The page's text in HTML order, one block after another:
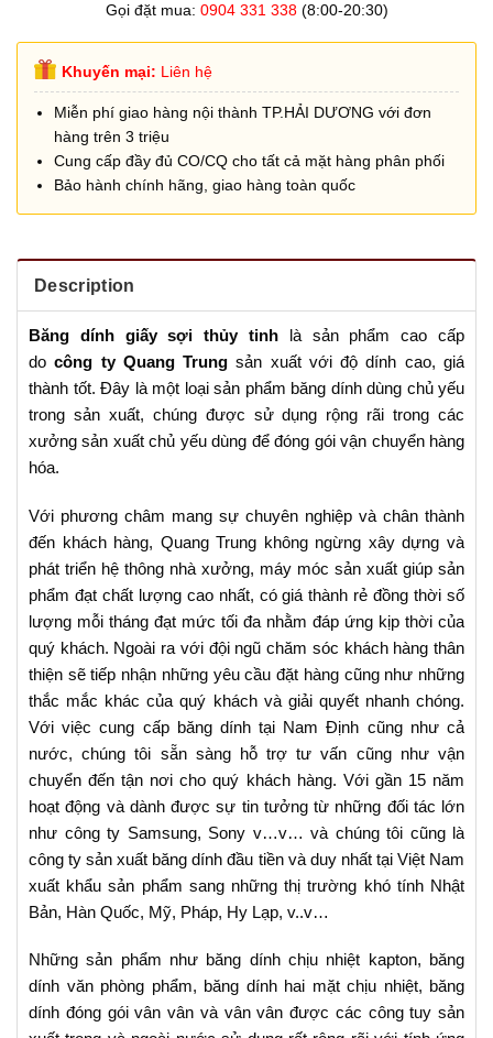
Gọi đặt mua: 0904 331 338(8:00-20:30)
Khuyến mại: Liên hệ
Miễn phí giao hàng nội thành TP.HẢI DƯƠNG với đơn
hàng trên 3 triệu
Cung cấp đầy đủ CO/CQ cho tất cả mặt hàng phân phối
Bảo hành chính hãng, giao hàng toàn quốc
Description
Băng dính giấy sợi thủy tinh là sản phẩm cao cấp
docông ty Quang Trung sản xuất với độ dính cao, giá
thành tốt. Đây là một loại sản phẩm băng dính dùng chủ yếu
trong sản xuất, chúng được sử dụng rộng rãi trong các
xưởng sản xuất chủ yếu dùng để đóng gói vận chuyển hàng
hóa.
Với phương châm mang sự chuyên nghiệp và chân thành
đến khách hàng, Quang Trung không ngừng xây dựng và
phát triển hệ thông nhà xưởng, máy móc sản xuất giúp sản
phẩm đạt chất lượng cao nhất, có giá thành rẻ đồng thời số
lượng mỗi tháng đạt mức tối đa nhằm đáp ứng kịp thời của
quý khách. Ngoài ra với đội ngũ chăm sóc khách hàng thân
thiện sẽ tiếp nhận những yêu cầu đặt hàng cũng như những
thắc mắc khác của quý khách và giải quyết nhanh chóng.
Với việc cung cấp băng dính tại Nam Định cũng như cả
nước, chúng tôi sẵn sàng hỗ trợ tư vấn cũng như vận
chuyển đến tận nơi cho quý khách hàng. Với gần 15 năm
hoạt động và dành được sự tin tưởng từ những đối tác lớn
như công ty Samsung, Sony v…v… và chúng tôi cũng là
công ty sản xuất băng dính đầu tiền và duy nhất tại Việt Nam
xuất khẩu sản phẩm sang những thị trường khó tính Nhật
Bản, Hàn Quốc, Mỹ, Pháp, Hy Lạp, v..v…
Những sản phẩm như băng dính chịu nhiệt kapton, băng
dính văn phòng phẩm, băng dính hai mặt chịu nhiệt, băng
dính đóng gói vân vân và vân vân được các công tuy sản